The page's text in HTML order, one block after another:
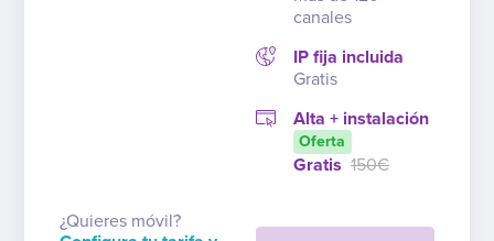
canales
IP fija incluida
Gratis
Alta + instalación
Oferta
Gratis 150€
¿Quieres móvil?